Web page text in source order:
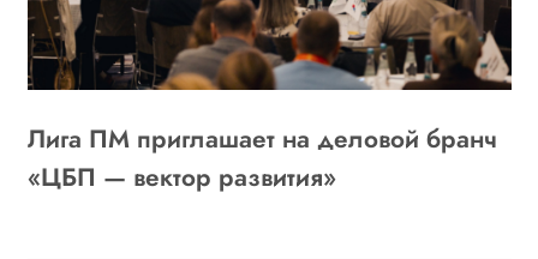
Лига ПМ приглашает на деловой бранч
«ЦБП — вектор развития»